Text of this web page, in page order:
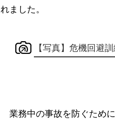
れました。
【写真】危機回避
業務中の事故を防ぐため